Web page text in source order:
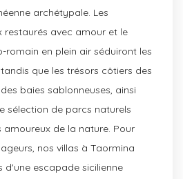
archétypale. Les
restaurés avec amour et le
romain en plein air séduiront les
que les trésors côtiers des
baies sablonneuses, ainsi
sélection de parcs naturels
amoureux de la nature. Pour
nos villas à Taormina
d'une escapade sicilienne